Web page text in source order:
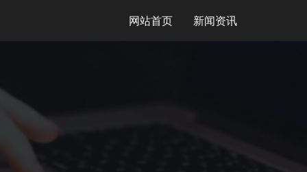
网站首页 新闻资讯